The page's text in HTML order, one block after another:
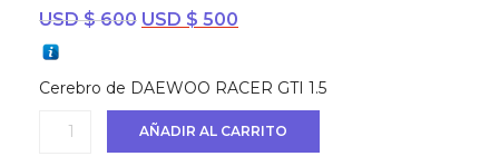
USD $600 El
era:
USD
$ 600.
USD $ 500
es:
USD
$ 500.
Cerebro de DAEWOO RACER GTI 1.5
AÑADIR AL CARRITO